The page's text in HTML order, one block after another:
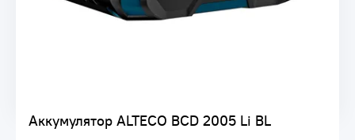
Аккумулятор ALTECO BCD 2005 Li BL